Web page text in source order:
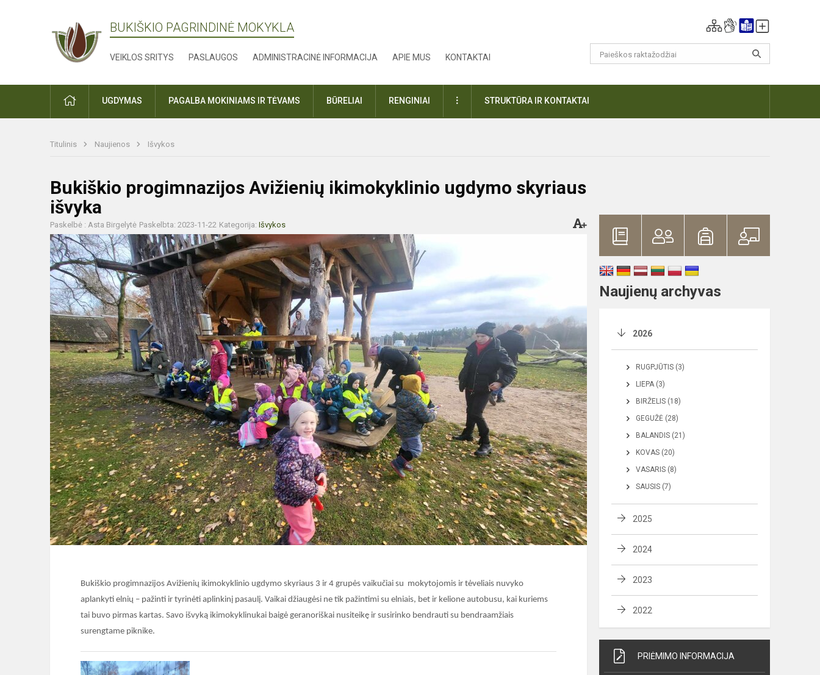
BUKIŠKIO PAGRINDINĖ MOKYKLA
VEIKLOS SRITYS PASLAUGOS ADMINISTRACINĖ INFORMACIJA APIE MUS KONTAKTAI
PRADŽIAUGDYMAS PAGALBA MOKINIAMS IR TĖVAMS BŪRELIAI RENGINIAI DAUGIAUSTRUKTŪRA IR KONTAKTAI
Titulinis Naujienos Išvykos
Bukiškio progimnazijos Avižienių ikimokyklinio ugdymo skyriaus
išvyka
Paskelbė : Asta Birgelytė Paskelbta: 2023-11-22 Kategorija: Išvykos
Bukiškio progimnazijos Avižienių ikimokyklinio ugdymo skyriaus 3 ir 4 grupės vaikučiai su mokytojomis ir tėveliais nuvyko
aplankyti elnių – pažinti ir tyrinėti aplinkinį pasaulį. Vaikai džiaugėsi ne tik pažintimi su elniais, bet ir kelione autobusu, kai kuriems
tai buvo pirmas kartas. Savo išvyką ikimokyklinukai baigė geranoriškai nusiteikę ir susirinko bendrauti su bendraamžiais
surengtame piknike.
Naujienų archyvas
2026
RUGPJŪTIS (3)
LIEPA (3)
BIRŽELIS (18)
GEGUŽĖ (28)
BALANDIS (21)
KOVAS (20)
VASARIS (8)
SAUSIS (7)
2025
2024
2023
2022
PRIĖMIMO INFORMACIJA